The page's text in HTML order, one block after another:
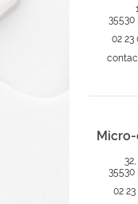
35530
02 23
35530
02